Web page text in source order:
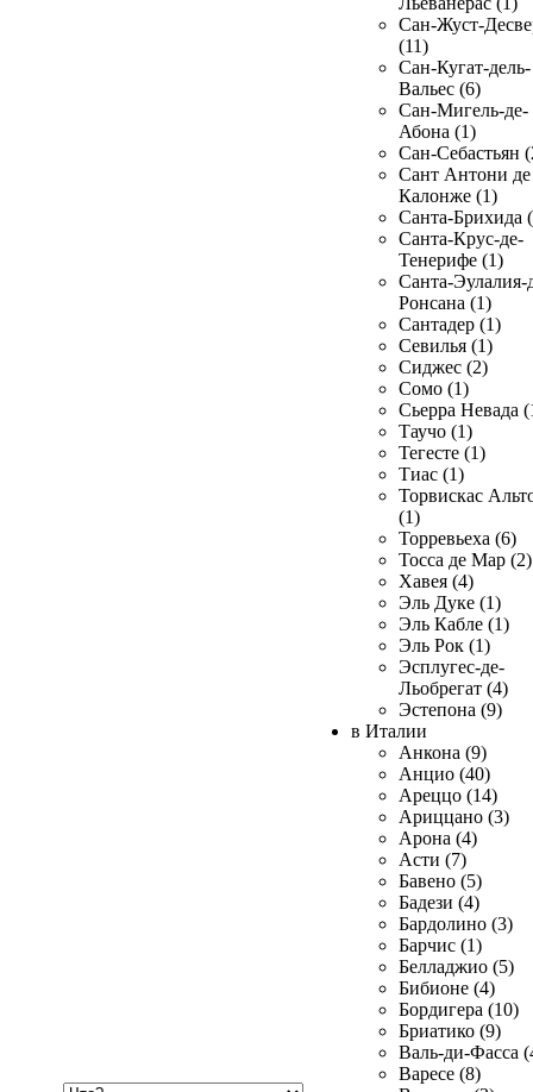
Сан-Жуст-
(11)
Сан-Кугат-дель-
Вальес (6)
Сан-Мигель-де-
Абона (1)
Сан-Себастьян
Сант Антони де
Калонже (1)
Санта-Брихида
Санта-Крус-де-
Тенерифе (1)
Санта-Эулалия-
Ронсана (1)
Сантадер (1)
Севилья (1)
Сиджес (2)
Сомо (1)
Сьерра Невада
Таучо (1)
Тегесте (1)
Тиас (1)
Торвискас
(1)
Торревьеха (6)
Тосса де Мар (2)
Хавея (4)
Эль Дуке (1)
Эль Кабле (1)
Эль Рок (1)
Эсплугес-де-
Льобрегат (4)
Эстепона (9)
в Италии
Анкона (9)
Анцио (40)
Ареццо (14)
Ариццано (3)
Арона (4)
Асти (7)
Бавено (5)
Бадези (4)
Бардолино (3)
Барчис (1)
Белладжио (5)
Бибионе (4)
Бордигера (10)
Бриатико (9)
Валь-ди-Фасса
Варесе (8)